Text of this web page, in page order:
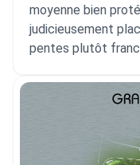
moyenne bien
judicieusement
pentes plutôt
Intégrer la